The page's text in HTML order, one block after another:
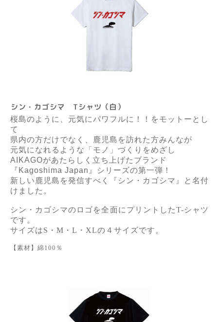
シン・カゴシマ Tシャツ（白）
桜島のように、元気にパワフルに！！をモットーとし
て
県内の方だけでなく、鹿児島を訪れた方みんなが
元気になれるような「モノ」づくりをめざし
AIKAGOがあたらしく立ち上げたブランド
『 Kagoshima Japan 』シリーズの第一弾！
新しい鹿児島を発信すべく『シン・カゴシマ』と名付
けました。
シン・カゴシマのロゴを全面にプリントしたT-シャツ
です。
サイズはS・M・L・XLの４サイズです。
【素材】綿100％